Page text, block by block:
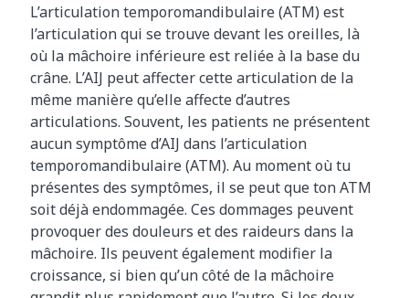
L’articulation temporomandibulaire (ATM) est
l’articulation qui se trouve devant les oreilles, là
où la mâchoire inférieure est reliée à la base du
crâne. L’AIJ peut affecter cette articulation de la
même manière qu’elle affecte d’autres
articulations. Souvent, les patients ne présentent
aucun symptôme d’AIJ dans l’articulation
temporomandibulaire (ATM). Au moment où tu
présentes des symptômes, il se peut que ton ATM
soit déjà endommagée. Ces dommages peuvent
provoquer des douleurs et des raideurs dans la
mâchoire. Ils peuvent également modifier la
croissance, si bien qu’un côté de la mâchoire